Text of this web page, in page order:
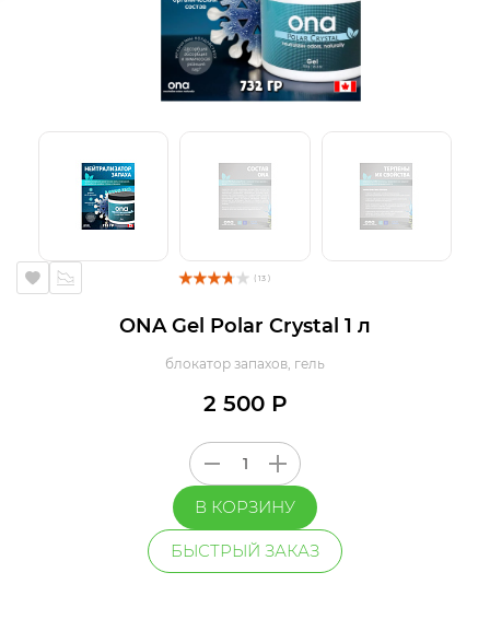
( 13 )
ONA Gel Polar Crystal 1 л
блокатор запахов, гель
2 500 Р
В КОРЗИНУ
БЫСТРЫЙ ЗАКАЗ